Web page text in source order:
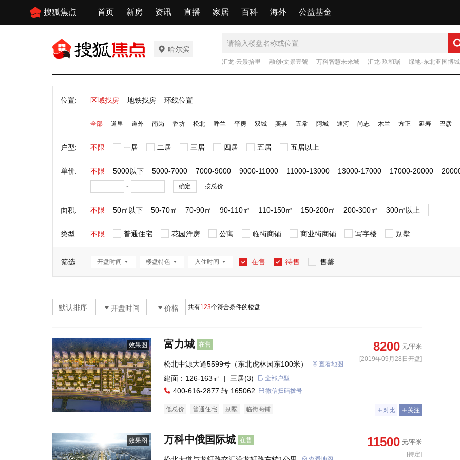
搜狐焦点 首页 新房 资讯 直播 家居 百科 海外 公益基金
哈尔滨
汇龙·云景拾里 融创•文景壹號 万科智慧未来城 汇龙·玖和琚 绿地·东北亚国博城
位置: 区域找房 地铁找房 环线位置
全部 道里 道外 南岗 香坊 松北 呼兰 平房 双城 宾县 五常 阿城 通河 尚志 木兰 方正 延寿 巴彦
户型: 不限 一居 二居 三居 四居 五居 五居以上
单价: 不限 5000以下 5000-7000 7000-9000 9000-11000 11000-13000 13000-17000 17000-20000
-
确定 按总价
面积: 不限 50㎡以下 50-70㎡ 70-90㎡ 90-110㎡ 110-150㎡ 150-200㎡ 200-300㎡ 300㎡以上
类型: 不限 普通住宅 花园洋房 公寓 临街商铺 商业街商铺 写字楼 别墅
筛选: 开盘时间 楼盘特色 入住时间 在售 待售 售罄
默认排序 开盘时间 价格 共有123个符合条件的楼盘
效果图 富力城 在售 8200 元/平米
[2019年09月28日开盘]
松北中源大道5599号（东北虎林园东100米） 查看地图
建面：126-163㎡ | 三居(3) 全部户型
400-616-2877 转 165062 微信扫码拨号
低总价 普通住宅 别墅 临街商铺 对比 关注
效果图 万科中俄国际城 在售 11500 元/平米
[待定]